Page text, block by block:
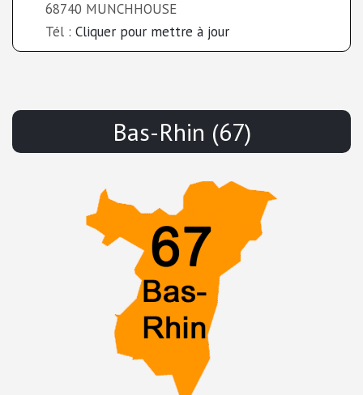
68740 MUNCHHOUSE
Tél : Cliquer pour mettre à jour
Bas-Rhin (67)